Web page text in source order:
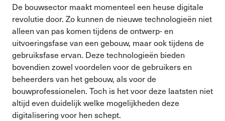
De bouwsector maakt momenteel een heuse digitale
revolutie door. Zo kunnen de nieuwe technologieën niet
alleen van pas komen tijdens de ontwerp- en
uitvoeringsfase van een gebouw, maar ook tijdens de
gebruiksfase ervan. Deze technologieën bieden
bovendien zowel voordelen voor de gebruikers en
beheerders van het gebouw, als voor de
bouwprofessionelen. Toch is het voor deze laatsten niet
altijd even duidelijk welke mogelijkheden deze
digitalisering voor hen schept.